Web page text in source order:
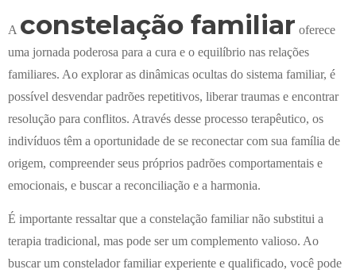
A constelação familiar oferece
uma jornada poderosa para a cura e o equilíbrio nas relações
familiares. Ao explorar as dinâmicas ocultas do sistema familiar, é
possível desvendar padrões repetitivos, liberar traumas e encontrar
resolução para conflitos. Através desse processo terapêutico, os
indivíduos têm a oportunidade de se reconectar com sua família de
origem, compreender seus próprios padrões comportamentais e
emocionais, e buscar a reconciliação e a harmonia.
É importante ressaltar que a constelação familiar não substitui a
terapia tradicional, mas pode ser um complemento valioso. Ao
buscar um constelador familiar experiente e qualificado, você pode